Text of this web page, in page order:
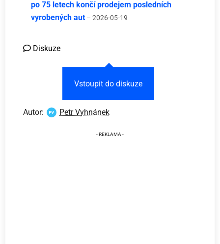
po 75 letech končí prodejem posledních
vyrobených aut – 2026-05-19
Diskuze
Vstoupit do diskuze
Autor: Petr Vyhnánek